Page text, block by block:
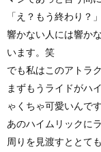
「え？もう終わり？
響かない人には響か
います。笑
でも私はこのアトラ
まずもうライドがハ
ゃくちゃ可愛いんで
あのハイムリックに
周りを見渡すととて